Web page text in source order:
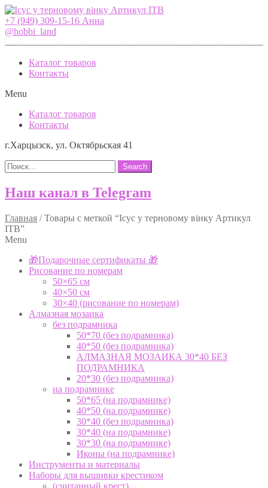
+7 (949) 309-15-16 Анна
@hobbi_land
Каталог товаров
Контакты
Menu
Каталог товаров
Контакты
г.Харцызск, ул. Октябрьская 41
Search
Наш канал в Telegram
Главная /Товары с меткой “Ісус у терновому вінку Артикул
ІТВ”
Menu
🎁Подарочные сертификаты 🎁
Рисование по номерам
50×65 см
40×50 см
30×40 (рисование по номерам)
Алмазная мозаика
без подрамника
50*70 (без подрамника)
40*50 (без подрамника)
АЛМАЗНАЯ МОЗАИКА 30*40 БЕЗ
ПОДРАМНИКА
20*30 (без подрамника)
на подрамнике
50*65 (на подрамнике)
40*50 (на подрамнике)
30*40 (без подрамника)
30*40 (на подрамнике)
30*30 (на подрамнике)
Иконы (на подрамнике)
Инструменты и материалы
Наборы для вышивки крестиком
(считанный крест)